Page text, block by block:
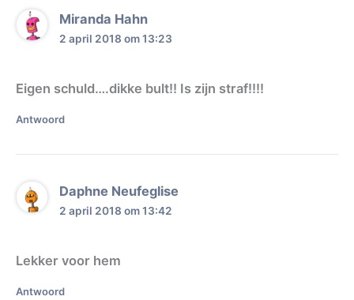
Miranda Hahn
2 april 2018 om 13:23
Eigen schuld….dikke bult!! Is zijn straf!!!!
Antwoord
Daphne Neufeglise
2 april 2018 om 13:42
Lekker voor hem
Antwoord